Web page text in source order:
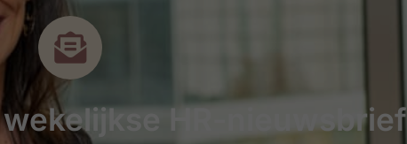
HR-nieuwsbrief